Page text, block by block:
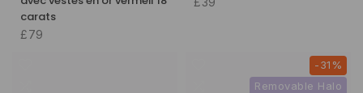
carats
£79
-31%
Removable Halo